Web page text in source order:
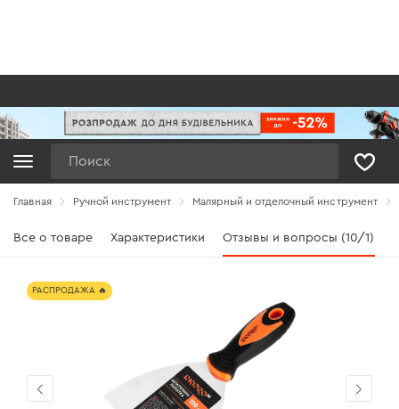
Главная Ручной инструмент Малярный и отделочный инструмент
Все о товаре Характеристики Отзывы и вопросы (10/1)
РАСПРОДАЖА 🔥